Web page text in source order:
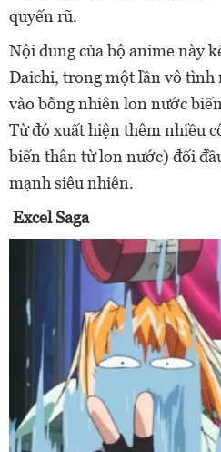
quyến rũ.
Nội dung của bộ anime này
Daichi, trong một lần vô tình
vào bỗng nhiên lon nước
Từ đó xuất hiện thêm nhiều
biến thân từ lon nước) đối
mạnh siêu nhiên.
Excel Saga